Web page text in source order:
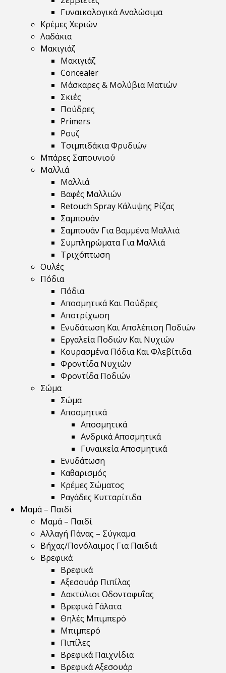
Γυναικολογικά Αναλώσιμα
Κρέμες Χεριών
Λαδάκια
Μακιγιάζ
Μακιγιάζ
Concealer
Μάσκαρες & Μολύβια Ματιών
Σκιές
Πούδρες
Primers
Ρουζ
Τσιμπιδάκια Φρυδιών
Μπάρες Σαπουνιού
Μαλλιά
Μαλλιά
Βαφές Μαλλιών
Retouch Spray Κάλυψης Ρίζας
Σαμπουάν
Σαμπουάν Για Βαμμένα Μαλλιά
Συμπληρώματα Για Μαλλιά
Τριχόπτωση
Ουλές
Πόδια
Πόδια
Αποσμητικά Και Πούδρες
Αποτρίχωση
Ενυδάτωση Και Απολέπιση Ποδιών
Εργαλεία Ποδιών Και Νυχιών
Κουρασμένα Πόδια Και Φλεβίτιδα
Φροντίδα Νυχιών
Φροντίδα Ποδιών
Σώμα
Σώμα
Αποσμητικά
Αποσμητικά
Ανδρικά Αποσμητικά
Γυναικεία Αποσμητικά
Ενυδάτωση
Καθαρισμός
Κρέμες Σώματος
Ραγάδες Κυτταρίτιδα
Μαμά – Παιδί
Μαμά – Παιδί
Αλλαγή Πάνας – Σύγκαμα
Βήχας/Πονόλαιμος Για Παιδιά
Βρεφικά
Βρεφικά
Αξεσουάρ Πιπίλας
Δακτύλιοι Οδοντοφυΐας
Βρεφικά Γάλατα
Θηλές Μπιμπερό
Μπιμπερό
Πιπίλες
Βρεφικά Παιχνίδια
Βρεφικά Αξεσουάρ